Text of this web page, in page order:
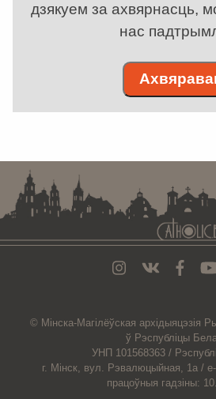
дзякуем за ахвярнасць,
нас
© Мiнска-Магiлёўская архiдыяцэзiя
ў Рэспубліцы
УНП 101568363 /
г. Мінск, вул. Рэвалюцыйная, 1а /
працоўныя гадзіны: